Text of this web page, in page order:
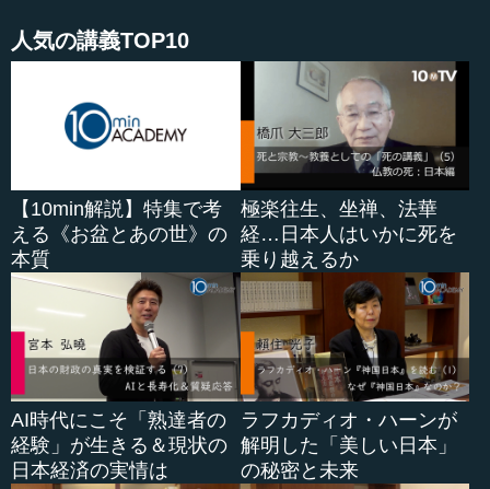
人気の講義TOP10
【10min解説】特集で考
える《お盆とあの世》の
本質
極楽往生、坐禅、法華
経…日本人はいかに死を
乗り越えるか
AI時代にこそ「熟達者の
経験」が生きる＆現状の
日本経済の実情は
ラフカディオ・ハーンが
解明した「美しい日本」
の秘密と未来